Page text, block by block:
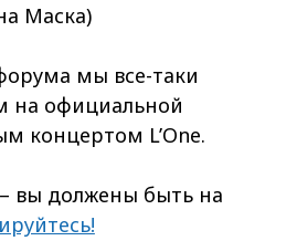
Маска)
мы все-таки
официальной
концертом L’One.
вы должены быть на